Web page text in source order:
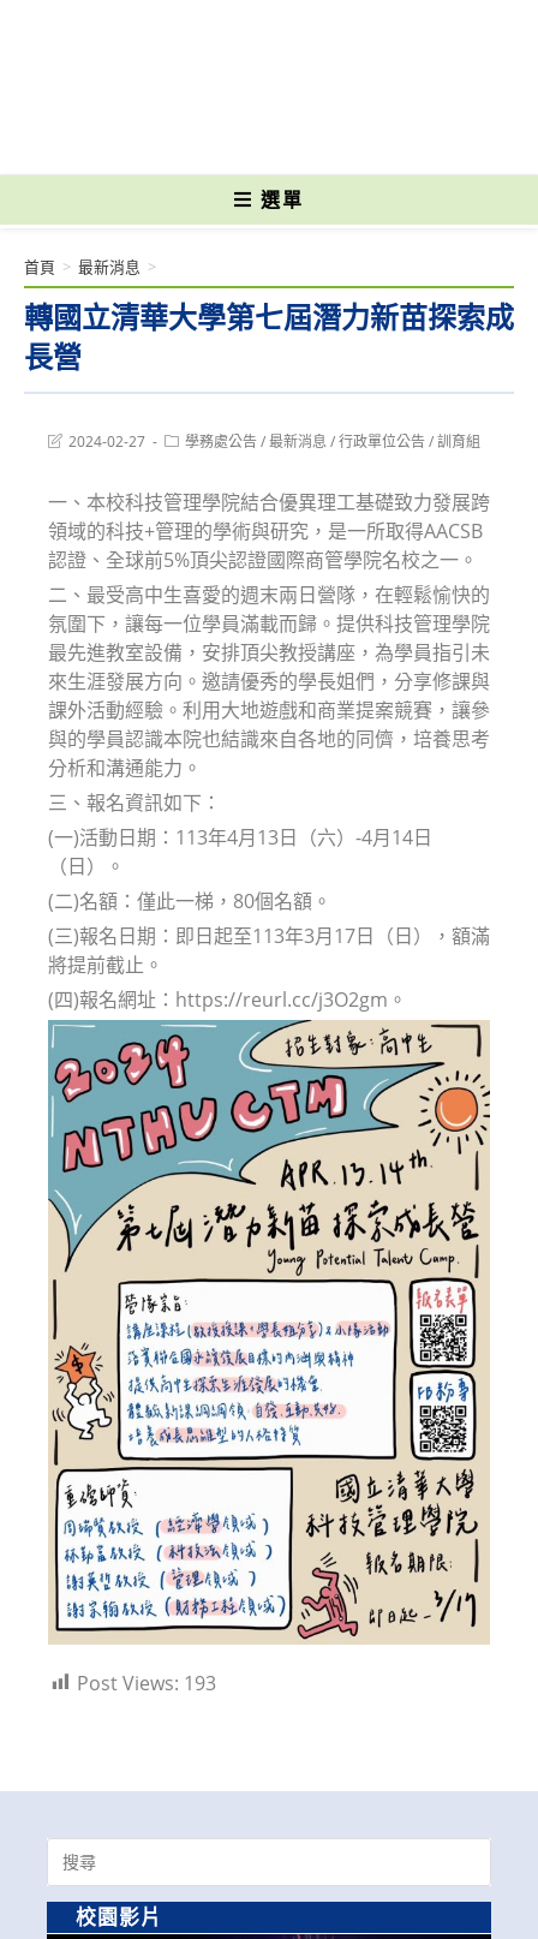
選單
轉國立清華大學第七屆潛力新苗探索成
長營
首頁 > 最新消息 >
Post2024-02-27
Post學務處公告/最新消息 /行政單位公告/訓育組
一、本校科技管理學院結合優異理工基礎致力發展跨
領域的科技+管理的學術與研究，是一所取得AACSB
認證、全球前5%頂尖認證國際商管學院名校之一。
二、最受高中生喜愛的週末兩日營隊，在輕鬆愉快的
氛圍下，讓每一位學員滿載而歸。提供科技管理學院
最先進教室設備，安排頂尖教授講座，為學員指引未
來生涯發展方向。邀請優秀的學長姐們，分享修課與
課外活動經驗。利用大地遊戲和商業提案競賽，讓參
與的學員認識本院也結識來自各地的同儕，培養思考
分析和溝通能力。
三、報名資訊如下：
(一)活動日期：113年4月13日（六）-4月14日
（日）。
(二)名額：僅此一梯，80個名額。
(三)報名日期：即日起至113年3月17日（日），額滿
將提前截止。
(四)報名網址：https://reurl.cc/j3O2gm。
Post Views: 193
Search
for:
校園影片